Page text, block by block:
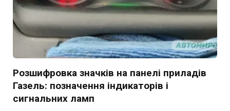
Розшифровка значків на панелі приладів
Газель: позначення індикаторів і
сигнальних ламп